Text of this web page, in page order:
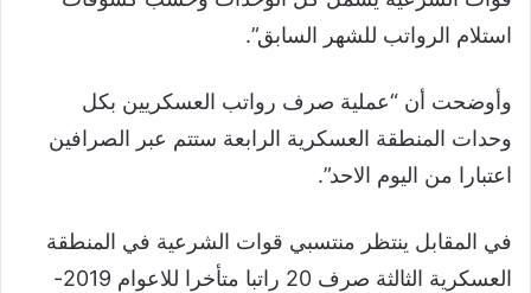
استلام الرواتب للشهر السابق”.
وأوضحت أن “عملية صرف رواتب العسكريين بكل
وحدات المنطقة العسكرية الرابعة ستتم عبر الصرافين
اعتبارا من اليوم الاحد”.
في المقابل ينتظر منتسبي قوات الشرعية في المنطقة
العسكرية الثالثة صرف 20 راتبا متأخرا للاعوام 2019-